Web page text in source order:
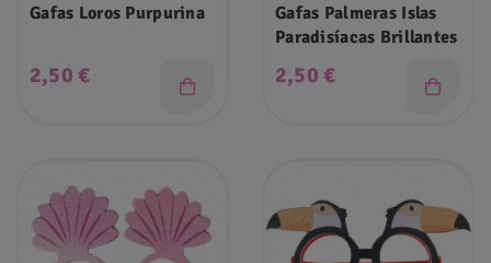
Gafas Loros Purpurina
Precio
2,50 €
Gafas Palmeras Islas
Paradisíacas Brillantes
Precio
2,50 €